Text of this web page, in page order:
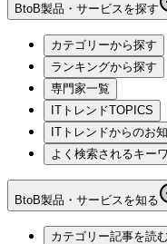
BtoB製品・サービスを探す
カテゴリーから探す
ランキングから探す
専門家一覧
ITトレンドTOPICS
ITトレンドからのお
よく検索されるキー
BtoB製品・サービスを知る
カテゴリー記事を読